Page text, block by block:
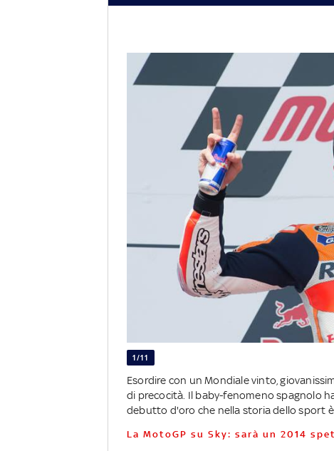
1/11
Esordire con un Mondiale vinto,
di precocità. Il baby-fenomeno spagnolo
debutto d'oro che nella storia dello sport
La MotoGP su Sky: sarà un 2014